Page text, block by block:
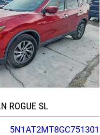
ROGUE SL
5N1AT2MT8GC751301